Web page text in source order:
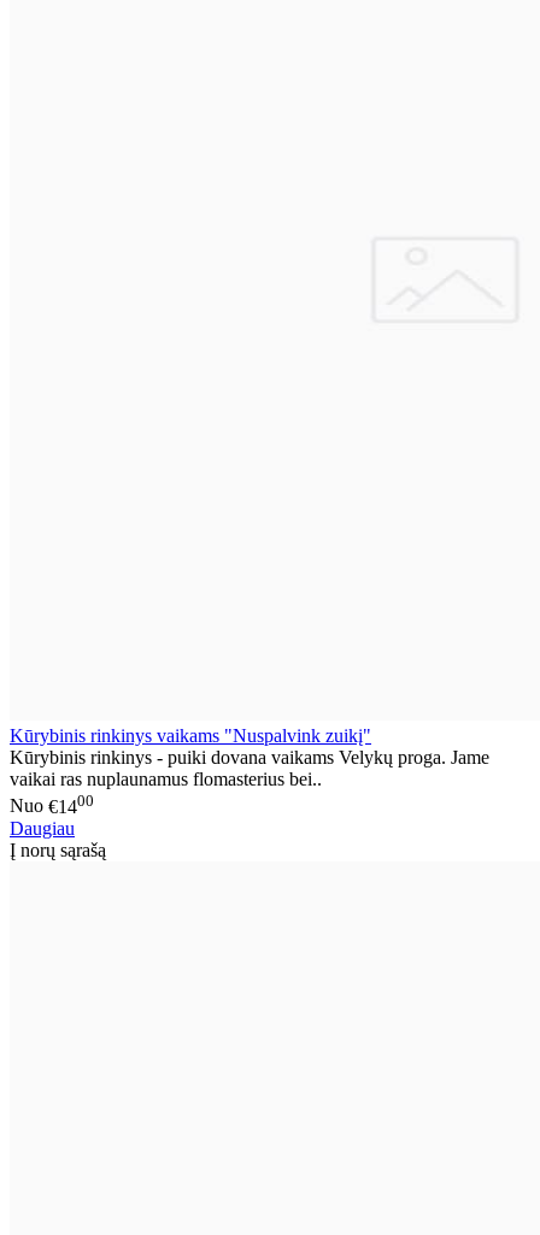
Kūrybinis rinkinys vaikams "Nuspalvink zuikį"
Kūrybinis rinkinys - puiki dovana vaikams Velykų proga. Jame
vaikai ras nuplaunamus flomasterius bei..
Nuo €1400
Daugiau
Į norų sąrašą